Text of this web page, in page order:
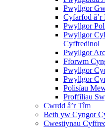
Pwyllgor
Cyfarfod
Pwyllgor
Pwyllgor
Cyffredinol
Pwyllgor
Fforwm
Pwyllgor
Pwyllgor
Polisïau
Proffiliau
Cwrdd â’r Tîm
Beth yw Cyngor
Cwestiynau